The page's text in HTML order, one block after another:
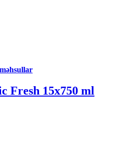
Fresh 15x750 ml